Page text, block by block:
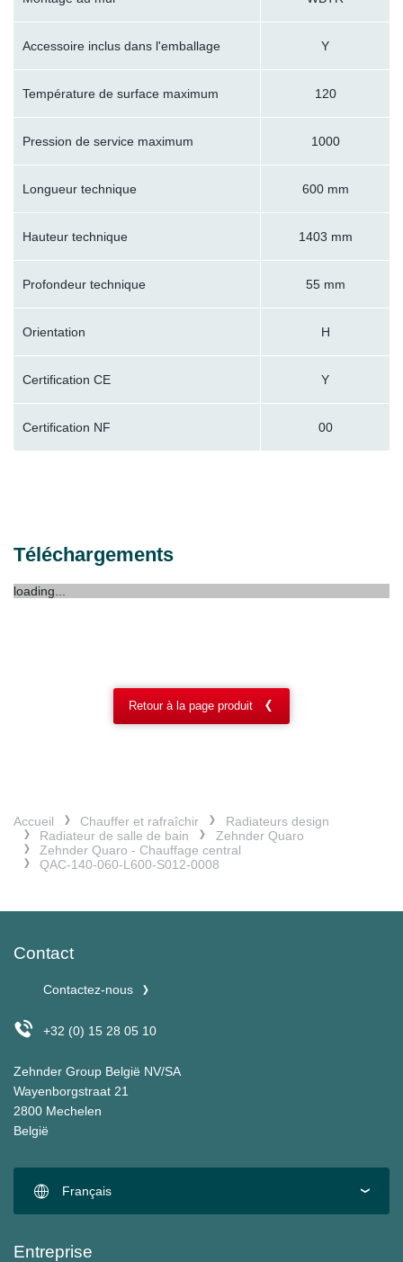
Accessoire inclus dans l'emballage Y
Température de surface maximum 120
Pression de service maximum 1000
Longueur technique 600 mm
Hauteur technique 1403 mm
Profondeur technique 55 mm
Orientation H
Certification CE Y
Certification NF 00
Téléchargements
loading...
Retour à la page produit
Accueil Chauffer et rafraîchir
Radiateurs design
Radiateur de salle de bain
Zehnder Quaro
Zehnder Quaro - Chauffage central
QAC-140-060-L600-S012-0008
Contact
Contactez-nous
+32 (0) 15 28 05 10
Zehnder Group België NV/SA
Wayenborgstraat 21
2800 Mechelen
België
Français
Entreprise